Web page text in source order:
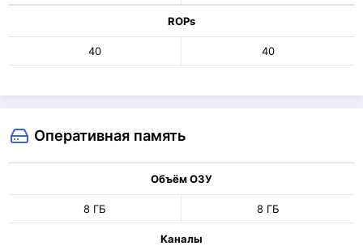
ROPs
40 40
Оперативная память
Объём ОЗУ
8 ГБ 8 ГБ
Каналы